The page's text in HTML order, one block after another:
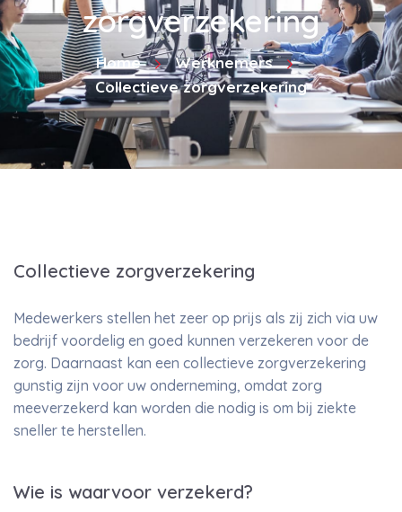
zorgverzekering
Home
Werknemers
Collectieve zorgverzekering
Collectieve zorgverzekering
Medewerkers stellen het zeer op prijs als zij zich via uw
bedrijf voordelig en goed kunnen verzekeren voor de
zorg. Daarnaast kan een collectieve zorgverzekering
gunstig zijn voor uw onderneming, omdat zorg
meeverzekerd kan worden die nodig is om bij ziekte
sneller te herstellen.
Wie is waarvoor verzekerd?